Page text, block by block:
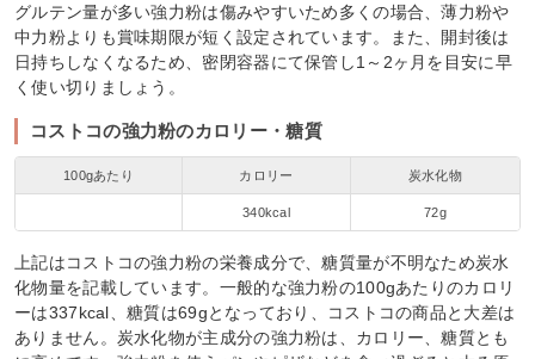
グルテン量が多い強力粉は傷みやすいため多くの場合、薄力粉や
中力粉よりも賞味期限が短く設定されています。また、開封後は
日持ちしなくなるため、密閉容器にて保管し1～2ヶ月を目安に早
く使い切りましょう。
コストコの強力粉のカロリー・糖質
100gあたり カロリー 炭水化物
340kcal 72g
上記はコストコの強力粉の栄養成分で、糖質量が不明なため炭水
化物量を記載しています。一般的な強力粉の100gあたりのカロリ
ーは337kcal、糖質は69gとなっており、コストコの商品と大差は
ありません。炭水化物が主成分の強力粉は、カロリー、糖質とも